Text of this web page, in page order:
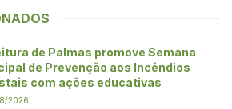
de Palmas promove Semana
de Prevenção aos Incêndios
com ações educativas
2026